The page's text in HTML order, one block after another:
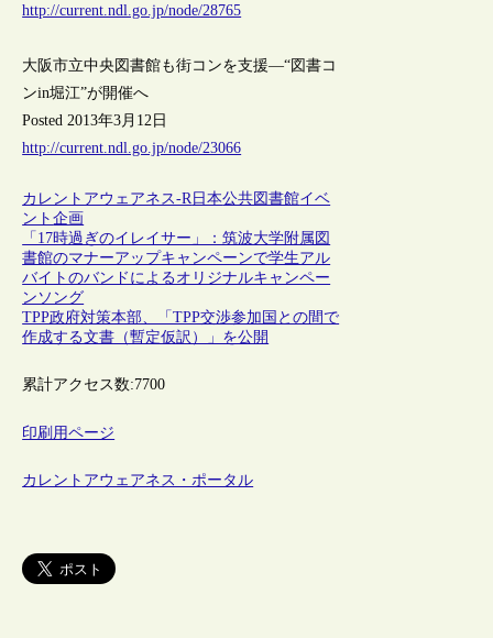
http://current.ndl.go.jp/node/28765
大阪市立中央図書館も街コンを支援―“図書コ
ンin堀江”が開催へ
Posted 2013年3月12日
http://current.ndl.go.jp/node/23066
カレントアウェアネス-R日本公共図書館イベ
ント企画
「17時過ぎのイレイサー」：筑波大学附属図
書館のマナーアップキャンペーンで学生アル
バイトのバンドによるオリジナルキャンペー
ンソング
TPP政府対策本部、「TPP交渉参加国との間で
作成する文書（暫定仮訳）」を公開
累計アクセス数:7700
印刷用ページ
カレントアウェアネス・ポータル